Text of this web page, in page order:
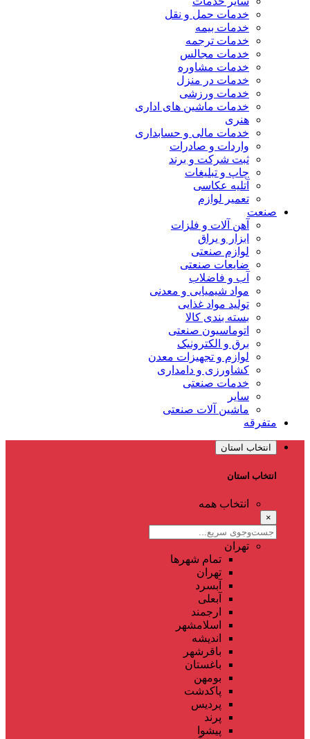
خدمات حمل و نقل
خدمات بیمه
خدمات ترجمه
خدمات مجالس
خدمات مشاوره
خدمات در منزل
خدمات ورزشی
خدمات ماشین های اداری
هنری
خدمات مالی و حسابداری
واردات و صادرات
ثبت شرکت و برند
چاپ و تبلیغات
آتلیه عکاسی
تعمیر لوازم
صنعت
آهن آلات و فلزات
ابزار و یراق
لوازم صنعتی
ضایعات صنعتی
آب و فاضلاب
مواد شیمیایی و معدنی
تولید مواد غذایی
بسته بندی کالا
اتوماسیون صنعتی
برق و الکترونیک
لوازم و تجهیزات معدن
کشاورزی و دامداری
خدمات صنعتی
سایر
ماشین آلات صنعتی
متفرقه
انتخاب استان
انتخاب استان
انتخاب همه
×
تهران
تمام شهر‌ها
تهران
آبسرد
آبعلی
ارجمند
اسلامشهر
اندیشه
باقرشهر
باغستان
بومهن
پاکدشت
پردیس
پرند
پیشوا